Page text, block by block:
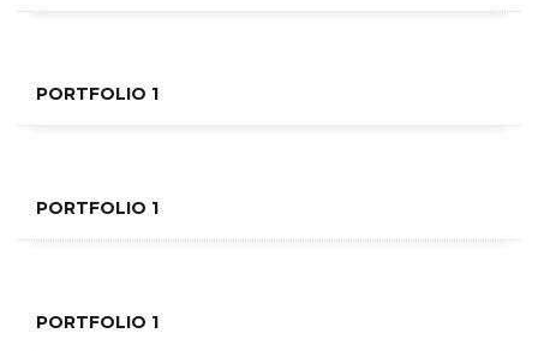
PORTFOLIO 1
PORTFOLIO 1
PORTFOLIO 1